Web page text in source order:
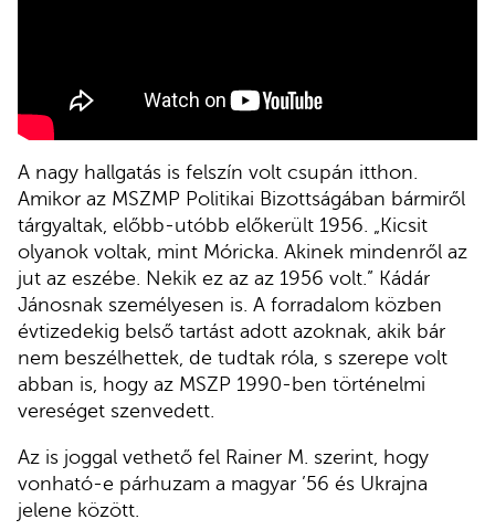
A nagy hallgatás is felszín volt csupán itthon.
Amikor az MSZMP Politikai Bizottságában bármiről
tárgyaltak, előbb-utóbb előkerült 1956. „Kicsit
olyanok voltak, mint Móricka. Akinek mindenről az
jut az eszébe. Nekik ez az az 1956 volt.” Kádár
Jánosnak személyesen is. A forradalom közben
évtizedekig belső tartást adott azoknak, akik bár
nem beszélhettek, de tudtak róla, s szerepe volt
abban is, hogy az MSZP 1990-ben történelmi
vereséget szenvedett.
Az is joggal vethető fel Rainer M. szerint, hogy
vonható-e párhuzam a magyar ’56 és Ukrajna
jelene között.